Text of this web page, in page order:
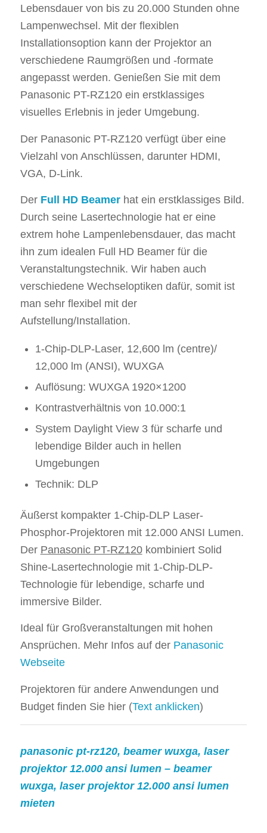
Lebensdauer von bis zu 20.000 Stunden ohne
Lampenwechsel. Mit der flexiblen
Installationsoption kann der Projektor an
verschiedene Raumgrößen und -formate
angepasst werden. Genießen Sie mit dem
Panasonic PT-RZ120 ein erstklassiges
visuelles Erlebnis in jeder Umgebung.
Der Panasonic PT-RZ120 verfügt über eine
Vielzahl von Anschlüssen, darunter HDMI,
VGA, D-Link.
Der Full HD Beamerhat ein erstklassiges Bild.
Durch seine Lasertechnologie hat er eine
extrem hohe Lampenlebensdauer, das macht
ihn zum idealen Full HD Beamer für die
Veranstaltungstechnik. Wir haben auch
verschiedene Wechseloptiken dafür, somit ist
man sehr flexibel mit der
Aufstellung/Installation.
1-Chip-DLP-Laser, 12,600 lm (centre)/
12,000 lm (ANSI), WUXGA
Auflösung: WUXGA 1920×1200
Kontrastverhältnis von 10.000:1
System Daylight View 3 für scharfe und
lebendige Bilder auch in hellen
Umgebungen
Technik: DLP
Äußerst kompakter 1-Chip-DLP Laser-
Phosphor-Projektoren mit 12.000 ANSI Lumen.
Der Panasonic PT-RZ120kombiniert Solid
Shine-Lasertechnologie mit 1-Chip-DLP-
Technologie für lebendige, scharfe und
immersive Bilder.
Ideal für Großveranstaltungen mit hohen
Ansprüchen. Mehr Infos auf der Panasonic
Webseite
Projektoren für andere Anwendungen und
Budget finden Sie hier (Text anklicken)
panasonic pt-rz120, beamer wuxga, laser
projektor 12.000 ansi lumen – beamer
wuxga, laser projektor 12.000 ansi lumen
mieten